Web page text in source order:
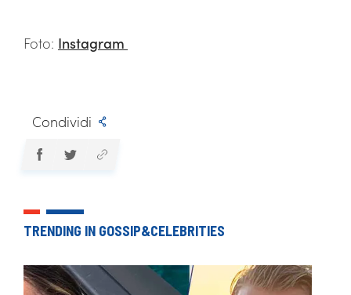
Foto: Instagram
Condividi
TRENDING IN GOSSIP&CELEBRITIES